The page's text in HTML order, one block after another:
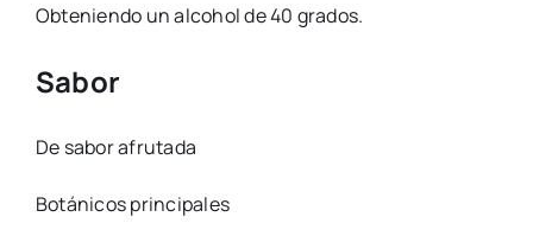
Obteniendo un alcohol de 40 grados.
Sabor
De sabor afrutada
Botánicos principales